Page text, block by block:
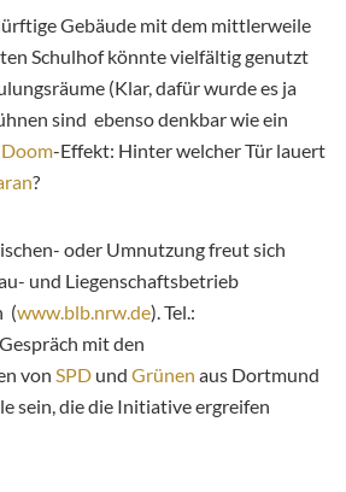
Gebäude mit dem mittlerweile
Schulhof könnte vielfältig genutzt
(Klar, dafür wurde es ja
sind ebenso denkbar wie ein
Doom-Effekt: Hinter welcher Tür lauert
?
oder Umnutzung freut sich
und Liegenschaftsbetrieb
(www.blb.nrw.de). Tel.:
mit den
von SPD und Grünen aus Dortmund
sein, die die Initiative ergreifen